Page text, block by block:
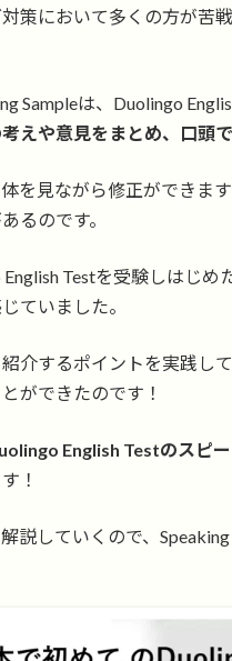
策において多くの方が苦
Sampleは、Duolingo
えや意見をまとめ、口頭
を見ながら修正ができま
るのです。
Testを受験しはじ
ていました。
介するポイントを実践し
ができたのです！
English Testのスピ
！
説していくので、